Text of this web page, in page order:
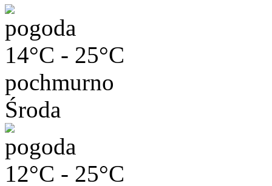
14°C - 25°C
pochmurno
Środa
12°C - 25°C